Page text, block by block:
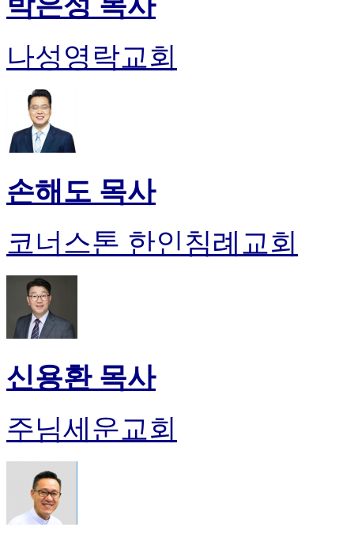
나성영락교회
손해도 목사
코너스톤 한인침례교회
신용환 목사
주님세운교회